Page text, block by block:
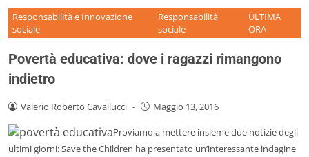
Responsabilità e Innovazione
sociale
Responsabilità
sociale
ULTIMA
ORA
Povertà educativa: dove i ragazzi rimangono
indietro
Valerio Roberto Cavallucci - Maggio 13, 2016
Proviamo a mettere insieme due notizie degli
ultimi giorni: Save the Children ha presentato un’interessante indagine